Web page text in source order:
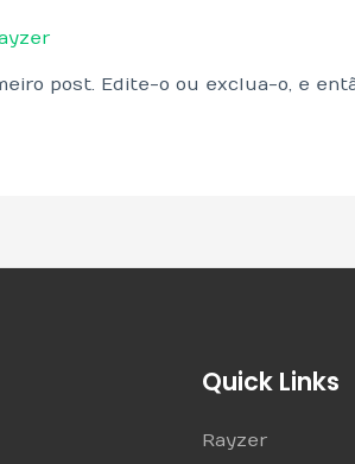
post. Edite-o ou exclua-o, e
Quick Links
Rayzer